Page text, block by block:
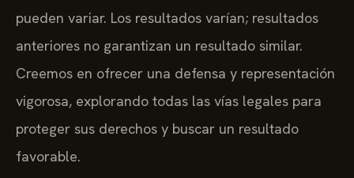
pueden variar. Los resultados varían; resultados
anteriores no garantizan un resultado similar.
Creemos en ofrecer una defensa y representación
vigorosa, explorando todas las vías legales para
proteger sus derechos y buscar un resultado
favorable.